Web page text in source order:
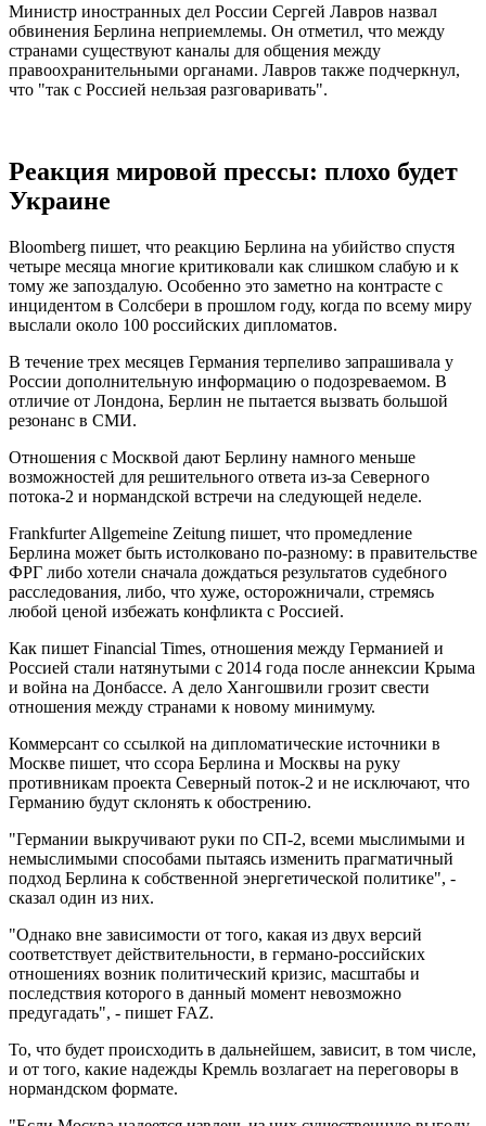
Министр иностранных дел России Сергей Лавров назвал
обвинения Берлина неприемлемы. Он отметил, что между
странами существуют каналы для общения между
правоохранительными органами. Лавров также подчеркнул,
что "так с Россией нельзая разговаривать".
Реакция мировой прессы: плохо будет
Украине
Bloomberg пишет, что реакцию Берлина на убийство спустя
четыре месяца многие критиковали как слишком слабую и к
тому же запоздалую. Особенно это заметно на контрасте с
инцидентом в Солсбери в прошлом году, когда по всему миру
выслали около 100 российских дипломатов.
В течение трех месяцев Германия терпеливо запрашивала у
России дополнительную информацию о подозреваемом. В
отличие от Лондона, Берлин не пытается вызвать большой
резонанс в СМИ.
Отношения с Москвой дают Берлину намного меньше
возможностей для решительного ответа из-за Северного
потока-2 и нормандской встречи на следующей неделе.
Frankfurter Allgemeine Zeitung пишет, что промедление
Берлина может быть истолковано по-разному: в правительстве
ФРГ либо хотели сначала дождаться результатов судебного
расследования, либо, что хуже, осторожничали, стремясь
любой ценой избежать конфликта с Россией.
Как пишет Financial Times, отношения между Германией и
Россией стали натянутыми с 2014 года после аннексии Крыма
и война на Донбассе. А дело Хангошвили грозит свести
отношения между странами к новому минимуму.
Коммерсант со ссылкой на дипломатические источники в
Москве пишет, что ссора Берлина и Москвы на руку
противникам проекта Северный поток-2 и не исключают, что
Германию будут склонять к обострению.
"Германии выкручивают руки по СП-2, всеми мыслимыми и
немыслимыми способами пытаясь изменить прагматичный
подход Берлина к собственной энергетической политике", -
сказал один из них.
"Однако вне зависимости от того, какая из двух версий
соответствует действительности, в германо-российских
отношениях возник политический кризис, масштабы и
последствия которого в данный момент невозможно
предугадать", - пишет FAZ.
То, что будет происходить в дальнейшем, зависит, в том числе,
и от того, какие надежды Кремль возлагает на переговоры в
нормандском формате.